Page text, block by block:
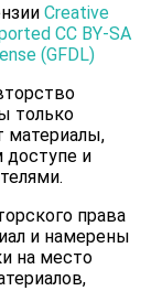
Creative
CC BY-SA
(GFDL)
только
материалы,
доступе и
права
и намерены
на место